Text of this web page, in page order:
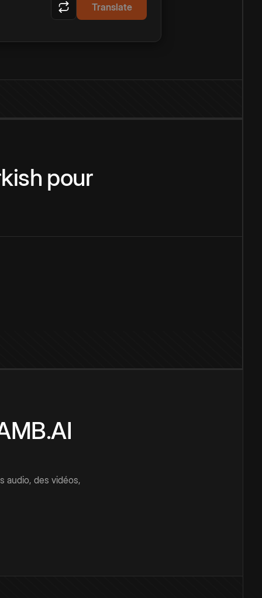
Translate
pour
audio, des vidéos,